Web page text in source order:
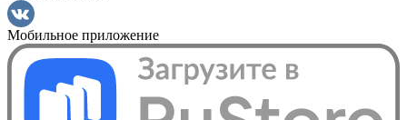
Мобильное приложение